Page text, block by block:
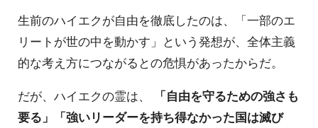
生前のハイエクが自由を徹底したのは、「一部のエ
リートが世の中を動かす」という発想が、全体主義
的な考え方につながるとの危惧があったからだ。
だが、ハイエクの霊は、
「自由を守るための強さも
要る」「強いリーダーを持ち得なかった国は滅び